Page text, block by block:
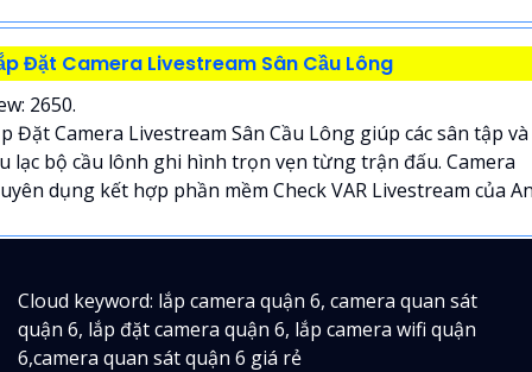
Đặt Camera Livestream Sân Cầu Lông
2650.
Đặt Camera Livestream Sân Cầu Lông giúp các sân tập và
lạc bộ cầu lônh ghi hình trọn vẹn từng trận đấu. Camera
dụng kết hợp phần mềm Check VAR Livestream của
Cloud keyword: lắp camera quận 6, camera quan sát
quận 6, lắp đặt camera quận 6, lắp camera wifi quận
6,camera quan sát quận 6 giá rẻ